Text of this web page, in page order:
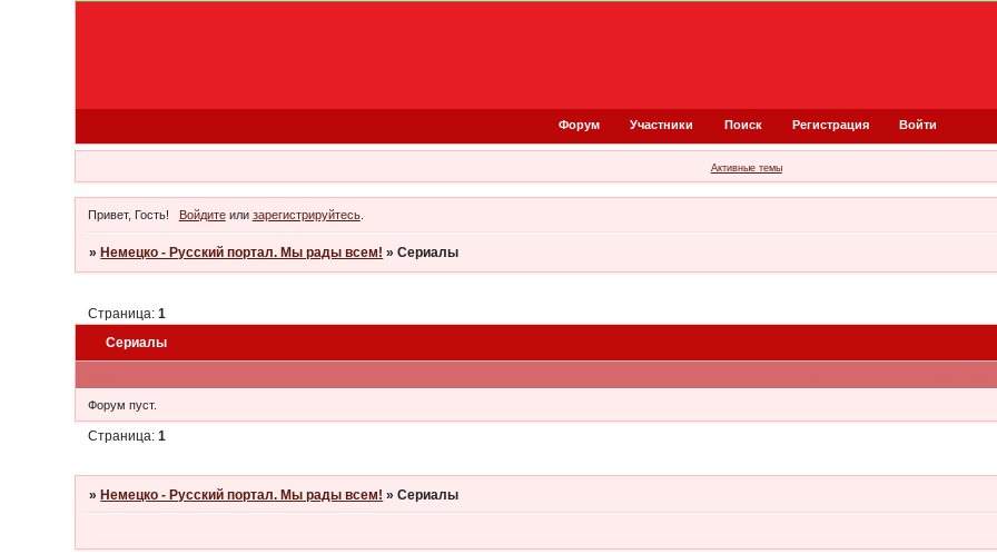
Форум Участники Поиск Регистрация Войти
Активные темы
Привет, Гость! Войдитеили зарегистрируйтесь.
» Немецко - Русский портал. Мы рады всем! »Сериалы
Сериалы
Страница:1
Форум пуст.
Страница:1
» Немецко - Русский портал. Мы рады всем! »Сериалы